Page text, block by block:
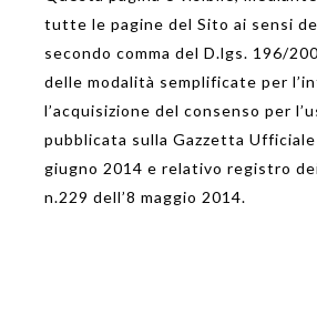
tutte le pagine del Sito ai sensi
secondo comma del D.lgs. 196/
delle modalità semplificate per
l’acquisizione del consenso per
pubblicata sulla Gazzetta
giugno 2014 e relativo registro
n.229 dell’8 maggio 2014.